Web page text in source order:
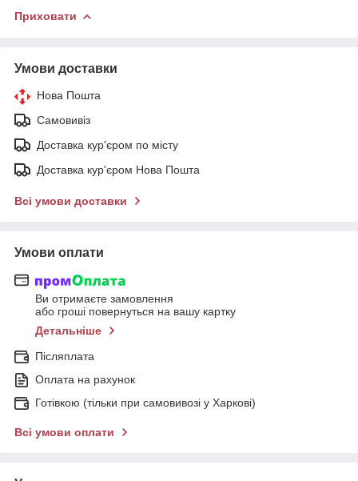
Приховати
Умови доставки
Нова Пошта
Самовивіз
Доставка кур'єром по місту
Доставка кур'єром Нова Пошта
Всі умови доставки
Умови оплати
Ви отримаєте замовлення
або гроші повернуться на вашу картку
Детальніше
Післяплата
Оплата на рахунок
Готівкою (тільки при самовивозі у Харкові)
Всі умови оплати